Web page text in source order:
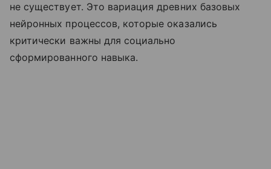
не существует. Это вариация древних базовых
нейронных процессов, которые оказались
критически важны для социально
сформированного навыка.